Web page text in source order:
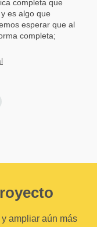
completa que
es algo que
esperar que al
completa;
ampliar aún más